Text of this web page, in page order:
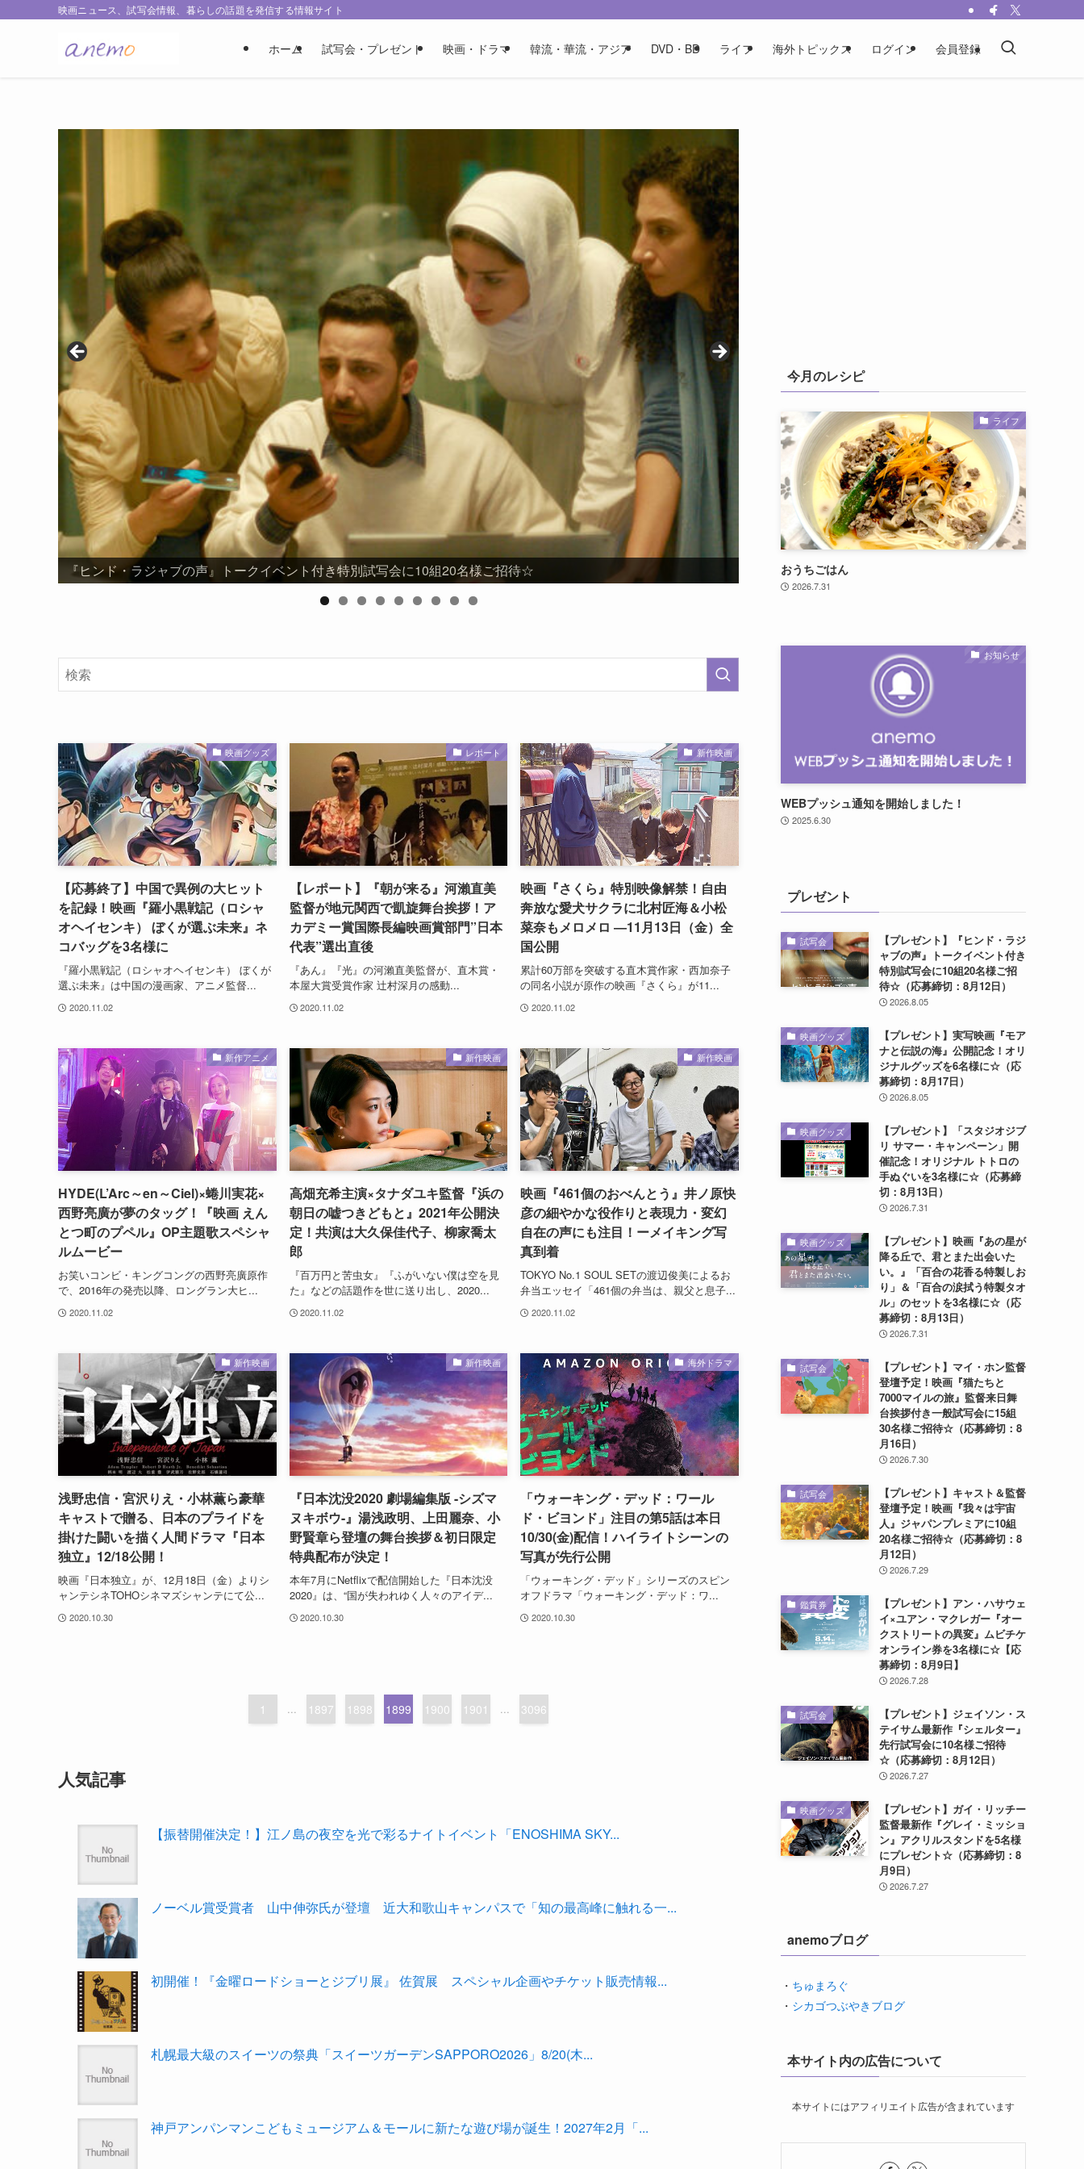
映画ニュース、試写会情報、暮らしの話題を発信する情報サイト
ホーム 試写会・プレゼント 映画・ドラマ 韓流・華流・アジア DVD・BD ライフ 海外トピックス ログイン 会員登録
『ヒンド・ラジャブの声』トークイベント付き特別試写会に10組20名様ご招待☆ 実写映画『モアナと伝説の海』公開記念！オリジナルグ
映画グッズ
【応募終了】中国で異例の大ヒット
を記録！映画『羅小黒戦記（ロシャ
オヘイセンキ） ぼくが選ぶ未来』ネ
コバッグを3名様に
『羅小黒戦記（ロシャオヘイセンキ） ぼくが
選ぶ未来』は中国の漫画家、アニメ監督...
2020.11.02
レポート
【レポート】『朝が来る』河瀨直美
監督が地元関西で凱旋舞台挨拶！ア
カデミー賞国際長編映画賞部門”日本
代表”選出直後
『あん』『光』の河瀨直美監督が、直木賞・
本屋大賞受賞作家 辻村深月の感動...
2020.11.02
新作映画
映画『さくら』特別映像解禁！自由
奔放な愛犬サクラに北村匠海＆小松
菜奈もメロメロ ―11月13日（金）全
国公開
累計60万部を突破する直木賞作家・西加奈子
の同名小説が原作の映画『さくら』が11...
2020.11.02
新作アニメ
HYDE(L’Arc～en～Ciel)×蜷川実花×
西野亮廣が夢のタッグ！『映画 えん
とつ町のプペル』OP主題歌スペシャ
ルムービー
お笑いコンビ・キングコングの西野亮廣原作
で、2016年の発売以降、ロングラン大ヒ...
2020.11.02
新作映画
高畑充希主演×タナダユキ監督『浜の
朝日の嘘つきどもと』2021年公開決
定！共演は大久保佳代子、柳家喬太
郎
『百万円と苦虫女』『ふがいない僕は空を見
た』などの話題作を世に送り出し、2020...
2020.11.02
新作映画
映画『461個のおべんとう』井ノ原快
彦の細やかな役作りと表現力・変幻
自在の声にも注目！ーメイキング写
真到着
TOKYO No.1 SOUL SETの渡辺俊美によるお
弁当エッセイ「461個の弁当は、親父と息子...
2020.11.02
新作映画
浅野忠信・宮沢りえ・小林薫ら豪華
キャストで贈る、日本のプライドを
掛けた闘いを描く人間ドラマ『日本
独立』12/18公開！
映画『日本独立』が、12月18日（金）よりシ
ャンテシネTOHOシネマズシャンテにて公...
2020.10.30
新作映画
『日本沈没2020 劇場編集版 -シズマ
ヌキボウ-』湯浅政明、上田麗奈、小
野賢章ら登壇の舞台挨拶＆初日限定
特典配布が決定！
本年7月にNetflixで配信開始した『日本沈没
2020』は、“国が失われゆく人々のアイデ...
2020.10.30
海外ドラマ
「ウォーキング・デッド：ワール
ド・ビヨンド」注目の第5話は本日
10/30(金)配信！ハイライトシーンの
写真が先行公開
「ウォーキング・デッド」シリーズのスピン
オフドラマ「ウォーキング・デッド：ワ...
2020.10.30
1 ... 1897 1898 1899 1900 1901 ... 3096
人気記事
【振替開催決定！】江ノ島の夜空を光で彩るナイトイベント「ENOSHIMA SKY...
ノーベル賞受賞者 山中伸弥氏が登壇 近大和歌山キャンパスで「知の最高峰に触れる一...
初開催！『金曜ロードショーとジブリ展』 佐賀展 スペシャル企画やチケット販売情報...
札幌最大級のスイーツの祭典「スイーツガーデンSAPPORO2026」8/20(木...
神戸アンパンマンこどもミュージアム＆モールに新たな遊び場が誕生！2027年2月「...
今月のレシピ
ライフ
おうちごはん
2026.7.31
お知らせ
WEBプッシュ通知を開始しました！
2025.6.30
プレゼント
試写会
【プレゼント】『ヒンド・ラジ
ャブの声』トークイベント付き
特別試写会に10組20名様ご招
待☆（応募締切：8月12日）
2026.8.05
映画グッズ
【プレゼント】実写映画『モア
ナと伝説の海』公開記念！オリ
ジナルグッズを6名様に☆（応
募締切：8月17日）
2026.8.05
映画グッズ
【プレゼント】「スタジオジブ
リ サマー・キャンペーン」開
催記念！オリジナル トトロの
手ぬぐいを3名様に☆（応募締
切：8月13日）
2026.7.31
映画グッズ
【プレゼント】映画『あの星が
降る丘で、君とまた出会いた
い。』「百合の花香る特製しお
り」＆「百合の涙拭う特製タオ
ル」のセットを3名様に☆（応
募締切：8月13日）
2026.7.31
試写会
【プレゼント】マイ・ホン監督
登壇予定！映画『猫たちと
7000マイルの旅』監督来日舞
台挨拶付き一般試写会に15組
30名様ご招待☆（応募締切：8
月16日）
2026.7.30
試写会
【プレゼント】キャスト＆監督
登壇予定！映画『我々は宇宙
人』ジャパンプレミアに10組
20名様ご招待☆（応募締切：8
月12日）
2026.7.29
鑑賞券
【プレゼント】アン・ハサウェ
イ×ユアン・マクレガー『オー
クストリートの異変』ムビチケ
オンライン券を3名様に☆【応
募締切：8月9日】
2026.7.28
試写会
【プレゼント】ジェイソン・ス
テイサム最新作『シェルター』
先行試写会に10名様ご招待
☆（応募締切：8月12日）
2026.7.27
映画グッズ
【プレゼント】ガイ・リッチー
監督最新作『グレイ・ミッショ
ン』アクリルスタンドを5名様
にプレゼント☆（応募締切：8
月9日）
2026.7.27
anemoブログ
・ ちゅまろぐ
・ シカゴつぶやきブログ
本サイト内の広告について
本サイトにはアフィリエイト広告が含まれています